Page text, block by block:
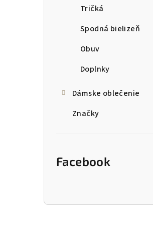
Tričká
Spodná bielizeň
Obuv
Doplnky
Dámske oblečenie
Značky
Facebook